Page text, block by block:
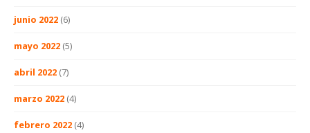
junio 2022 (6)
mayo 2022 (5)
abril 2022 (7)
marzo 2022 (4)
febrero 2022 (4)